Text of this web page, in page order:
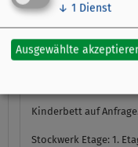
Sehr gute Anbindung
Anreise von 14 Uhr bis
WIR BITTE DRINGEND
ANKUNFTSZEIT, da
Kinderbett auf
Stockwerk Etage: 1.
↓ 1 Dienst
Ausgewählte